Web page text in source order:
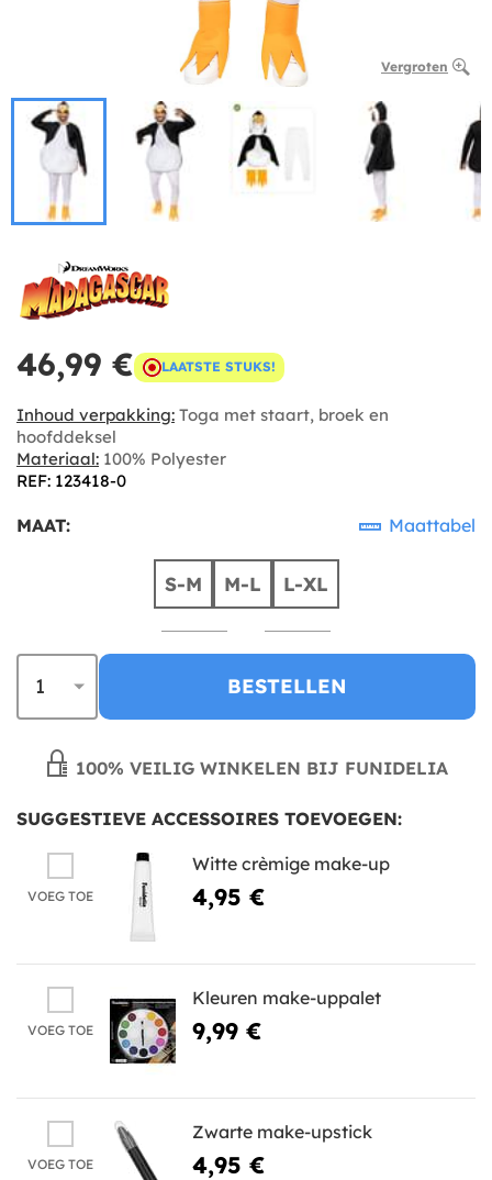
Vergroten
46,99 € LAATSTE STUKS!
Inhoud verpakking: Toga met staart, broek en
hoofddeksel
Materiaal: 100% Polyester
REF: 123418-0
MAAT: Maattabel
S-M M-L L-XL
BESTELLEN
100% VEILIG WINKELEN BIJ FUNIDELIA
SUGGESTIEVE ACCESSOIRES TOEVOEGEN:
VOEG TOE
Witte crèmige make-up
4,95 €
VOEG TOE
Kleuren make-uppalet
9,99 €
VOEG TOE
Zwarte make-upstick
4,95 €